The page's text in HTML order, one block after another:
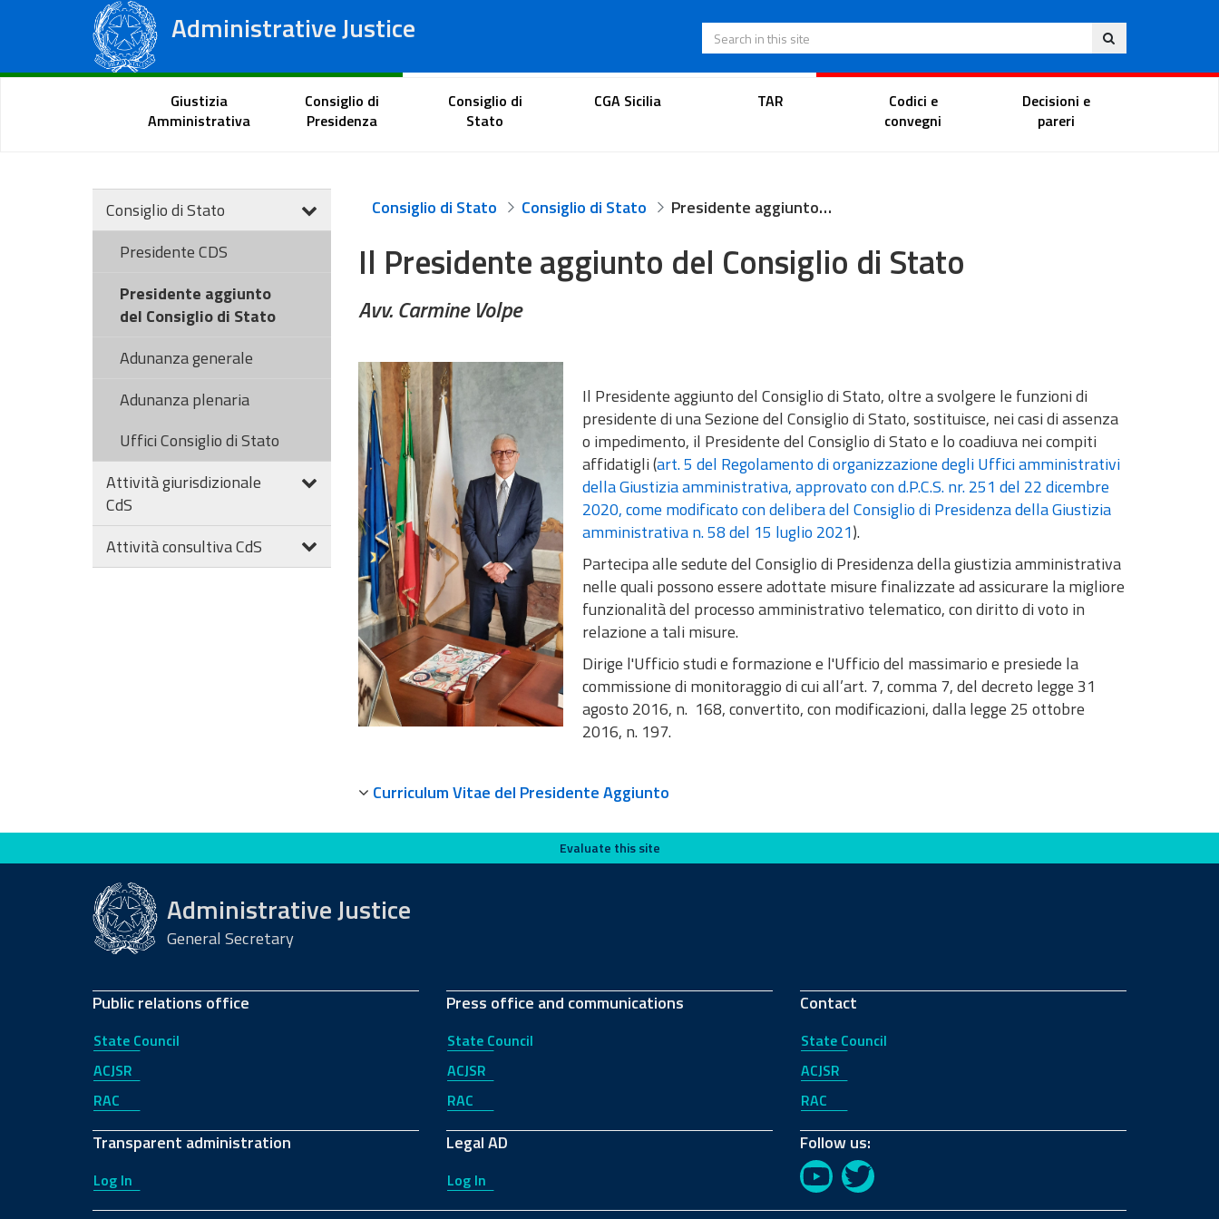
Administrative Justice
Regional Administrative Courts
Eng
Search in this site
Citizen Portal Lawyer's portal Magistrate Portal
Giustizia
Amministrativa
Consiglio di
Presidenza
Consiglio di
Stato
CGA Sicilia TAR
Codici e
convegni
Decisioni e
pareri
Consiglio di Stato
Presidente CDS
Presidente aggiunto
del Consiglio di Stato
Adunanza generale
Adunanza plenaria
Uffici Consiglio di Stato
Attività giurisdizionale
CdS
Attività consultiva CdS
Consiglio di Stato Consiglio di Stato Presidente aggiunto del Consiglio di Stato
Il Presidente aggiunto del Consiglio di Stato
Avv. Carmine Volpe
Il Presidente aggiunto del Consiglio di Stato, oltre a svolgere le funzioni di
presidente di una Sezione del Consiglio di Stato, sostituisce, nei casi di assenza
o impedimento, il Presidente del Consiglio di Stato e lo coadiuva nei compiti
affidatigli (art. 5 del Regolamento di organizzazione degli Uffici amministrativi
della Giustizia amministrativa, approvato con d.P.C.S. nr. 251 del 22 dicembre
2020, come modificato con delibera del Consiglio di Presidenza della Giustizia
amministrativa n. 58 del 15 luglio 2021).
Partecipa alle sedute del Consiglio di Presidenza della giustizia amministrativa
nelle quali possono essere adottate misure finalizzate ad assicurare la migliore
funzionalità del processo amministrativo telematico, con diritto di voto in
relazione a tali misure.
Dirige l'Ufficio studi e formazione e l'Ufficio del massimario e presiede la
commissione di monitoraggio di cui all’art. 7, comma 7, del decreto legge 31
agosto 2016, n. 168, convertito, con modificazioni, dalla legge 25 ottobre
2016, n. 197.
Curriculum Vitae del Presidente Aggiunto
Evaluate this site Evaluate this site
Administrative Justice
General Secretary
Public relations office
State Council
ACJSR
RAC
Transparent administration
Log In
Press office and communications
State Council
ACJSR
RAC
Legal AD
Log In
Contact
State Council
ACJSR
RAC
Follow us:
YouTubeTwitter